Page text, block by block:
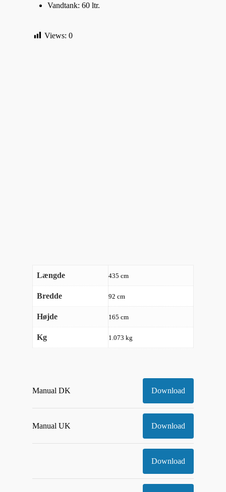
Vandtank: 60 ltr.
Views: 0
Længde 435 cm
Bredde 92 cm
Højde 165 cm
Kg 1.073 kg
Manual DK Download
Manual UK Download
Download